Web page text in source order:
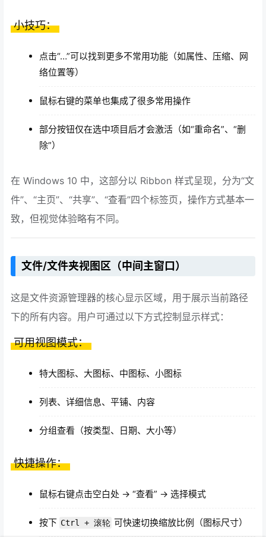
小技巧：
点击“…”可以找到更多不常用功能（如属性、压缩、网
络位置等）
鼠标右键的菜单也集成了很多常用操作
部分按钮仅在选中项目后才会激活（如“重命名”、“删
除”）
在 Windows 10 中，这部分以 Ribbon 样式呈现，分为“文
件”、“主页”、“共享”、“查看”四个标签页，操作方式基本一
致，但视觉体验略有不同。
文件/文件夹视图区（中间主窗口）
这是文件资源管理器的核心显示区域，用于展示当前路径
下的所有内容。用户可通过以下方式控制显示样式：
可用视图模式：
特大图标、大图标、中图标、小图标
列表、详细信息、平铺、内容
分组查看（按类型、日期、大小等）
快捷操作：
鼠标右键点击空白处 → “查看” → 选择模式
按下 Ctrl + 滚轮 可快速切换缩放比例（图标尺寸）